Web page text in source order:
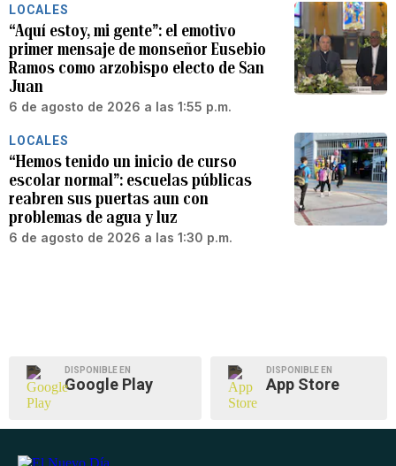
LOCALES
“Aquí estoy, mi gente”: el emotivo
primer mensaje de monseñor Eusebio
Ramos como arzobispo electo de San
Juan
6 de agosto de 2026 a las 1:55 p.m.
LOCALES
“Hemos tenido un inicio de curso
escolar normal”: escuelas públicas
reabren sus puertas aun con
problemas de agua y luz
6 de agosto de 2026 a las 1:30 p.m.
DISPONIBLE EN
Google Play
DISPONIBLE EN
App Store